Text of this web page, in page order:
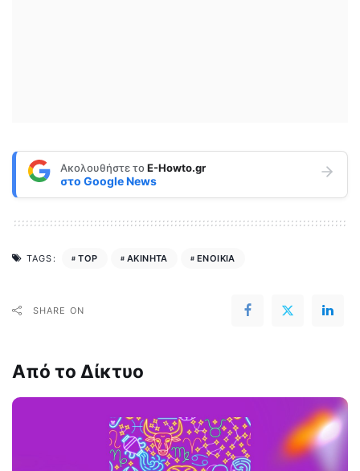
Ακολουθήστε τοE-Howto.gr
στο Google News
TAGS: TOP ΑΚΙΝΗΤΑ ΕΝΟΙΚΙΑ
SHARE ON
Από το Δίκτυο